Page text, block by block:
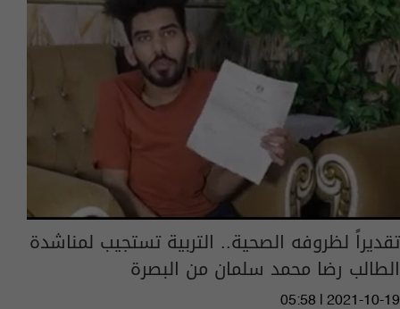
تقديراً لظروفه الصحية.. التربية تستجيب لمناشدة
الطالب رضا محمد سلمان من البصرة
05:58 | 2021-10-19